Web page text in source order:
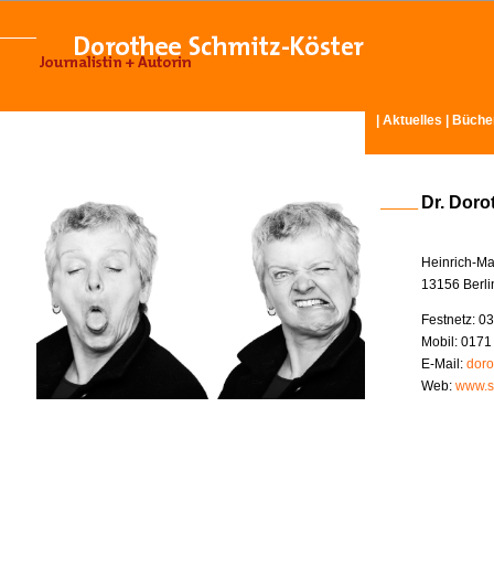
Aktuelles
Dr.
Heinrich-
13156
Festnetz:
Mobil:
E-Mail:
Web: